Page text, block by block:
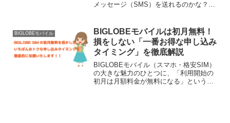
メッセージ（SMS）を送れるのかな？」
問に思うことがありますよね。この記事
では、BI...
BIGLOBEモバイル
BIGLOBEモバイルは初月無料！
損をしない「一番お得な申し込み
タイミング」を徹底解説
BIGLOBEモバイル（スマホ・格安SIM）
の大きな魅力のひとつに、「利用開始の
初月は月額料金が無料になる」という特